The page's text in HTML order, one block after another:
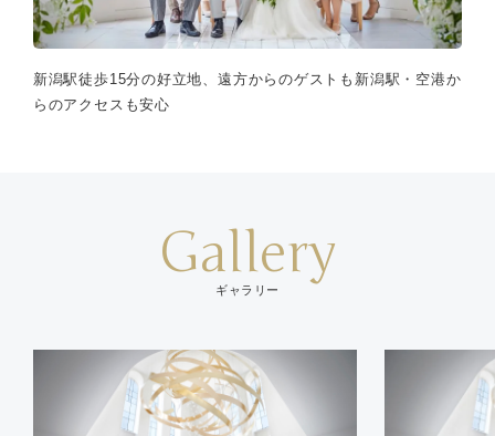
新潟駅徒歩15分の好立地、遠方からのゲストも新潟駅・空港か
らのアクセスも安心
Gallery
ギャラリー